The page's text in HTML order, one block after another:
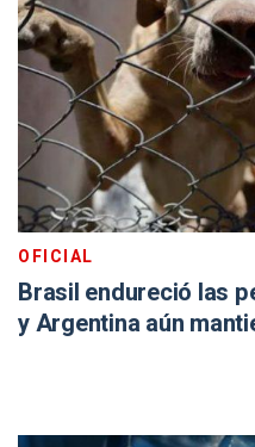
OFICIAL
Brasil endureció las
y Argentina aún